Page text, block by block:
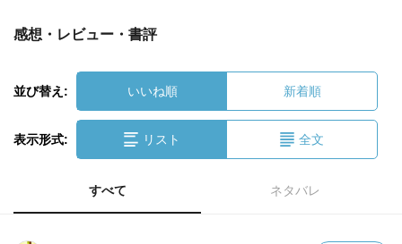
感想・レビュー・書評
並び替え: いいね順 新着順
表示形式: リスト 全文
すべて ネタバレ